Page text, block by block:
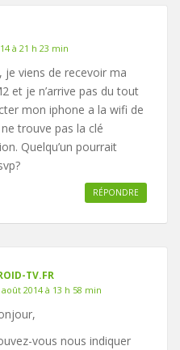
à 21 h 23 min
je viens de recevoir ma
et je n’arrive pas du tout
mon iphone a la wifi de
ne trouve pas la clé
Quelqu’un pourrait
RÉPONDRE
TV.FR
août 2014 à 13 h 58 min
vous nous indiquer